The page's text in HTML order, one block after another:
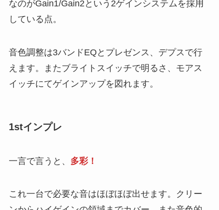
なのがGain1/Gain2という2ゲインシステムを採用
している点。
音色調整は3バンドEQとプレゼンス、デプスで行
えます。またブライトスイッチで明るさ、モアス
イッチにてゲインアップを図れます。
1stインプレ
一言で言うと、 多彩！
これ一台で必要な音はほぼほぼ出せます。クリー